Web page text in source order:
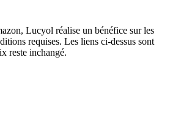
Lucyol réalise un bénéfice sur les
requises. Les liens ci-dessus sont
reste inchangé.